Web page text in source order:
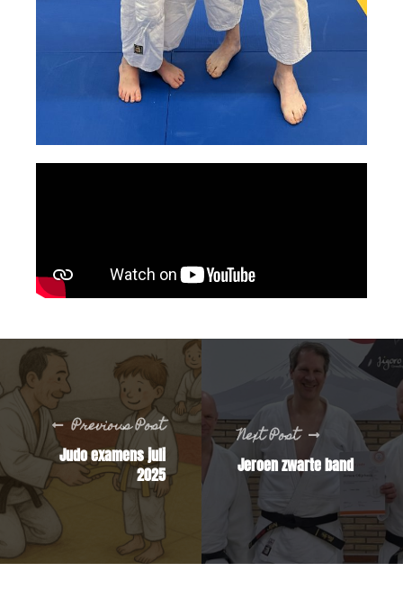
Previous Post
Judo examens juli
2025
Next Post
Jeroen zwarte band